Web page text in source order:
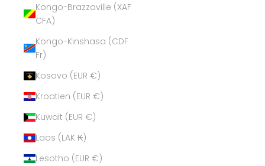
Kongo-Brazzaville (XAF
CFA)
Kongo-Kinshasa (CDF
Fr)
Kosovo (EUR €)
Kroatien (EUR €)
Kuwait (EUR €)
Laos (LAK ₭)
Lesotho (EUR €)